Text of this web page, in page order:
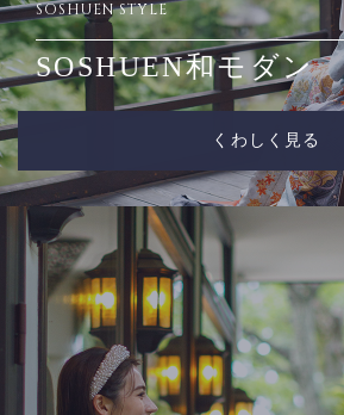
SOSHUEN STYLE
SOSHUEN和モダン
くわしく見る